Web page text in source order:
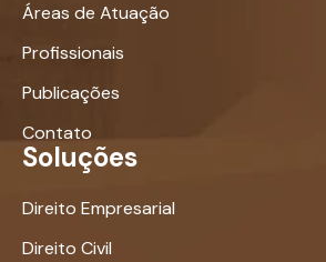
Áreas de Atuação
Profissionais
Publicações
Contato
Soluções
Direito Empresarial
Direito Civil